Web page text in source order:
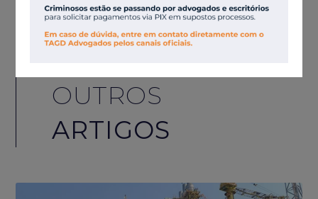
OUTROS
ARTIGOS